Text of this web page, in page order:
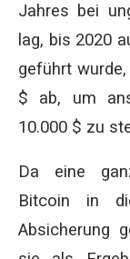
Jahres bei
lag, bis 2020
geführt
$ ab, um
10.000 $ zu
Da eine
Bitcoin in
Absicherung